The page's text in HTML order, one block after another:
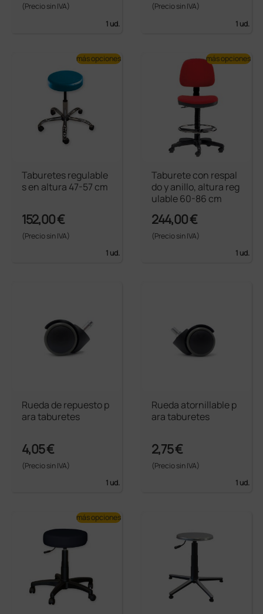
(Precio sin IVA)
1 ud.
(Precio sin IVA)
1 ud.
Taburetes regulable
s en altura 47-57 cm
152,00 €
(Precio sin IVA)
1 ud.
más opciones
Taburete con respal
do y anillo, altura reg
ulable 60-86 cm
244,00 €
(Precio sin IVA)
1 ud.
más opciones
Rueda de repuesto p
ara taburetes
4,05 €
(Precio sin IVA)
1 ud.
Rueda atornillable p
ara taburetes
2,75 €
(Precio sin IVA)
1 ud.
más opciones